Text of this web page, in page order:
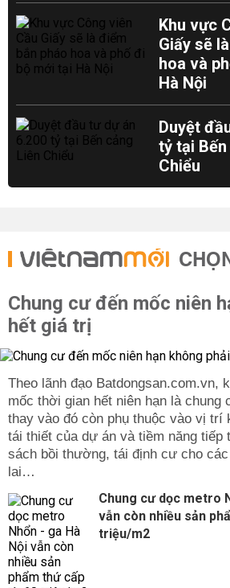
Khu vực
Giấy sẽ
hoa và
Hà Nội
Duyệt
tỷ tại
Chiểu
Chung cư đến mốc niên
hết giá trị
Theo lãnh đạo Batdongsan.com.vn,
mốc thời gian hết niên hạn là chung
thay vào đó còn phụ thuộc vào vị trí
tái thiết của dự án và tiềm năng tiếp
sách bồi thường, tái định cư cho
lai…
Chung cư dọc metro
vẫn còn nhiều sản
triệu/m2